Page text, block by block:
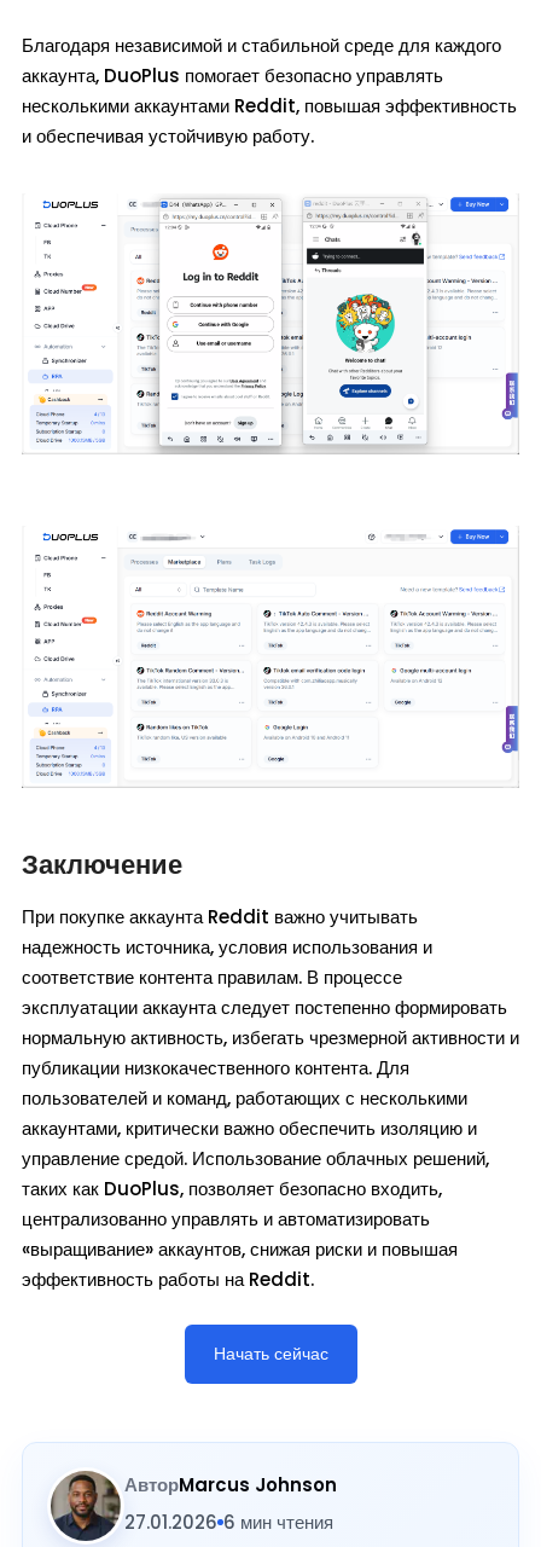
Благодаря независимой и стабильной среде для каждого
аккаунта, DuoPlus помогает безопасно управлять
несколькими аккаунтами Reddit, повышая эффективность
и обеспечивая устойчивую работу.
Заключение
При покупке аккаунта Reddit важно учитывать
надежность источника, условия использования и
соответствие контента правилам. В процессе
эксплуатации аккаунта следует постепенно формировать
нормальную активность, избегать чрезмерной активности и
публикации низкокачественного контента. Для
пользователей и команд, работающих с несколькими
аккаунтами, критически важно обеспечить изоляцию и
управление средой. Использование облачных решений,
таких как DuoPlus, позволяет безопасно входить,
централизованно управлять и автоматизировать
«выращивание» аккаунтов, снижая риски и повышая
эффективность работы на Reddit.
Начать сейчас
АвторMarcus Johnson
27.01.2026 6 мин чтения